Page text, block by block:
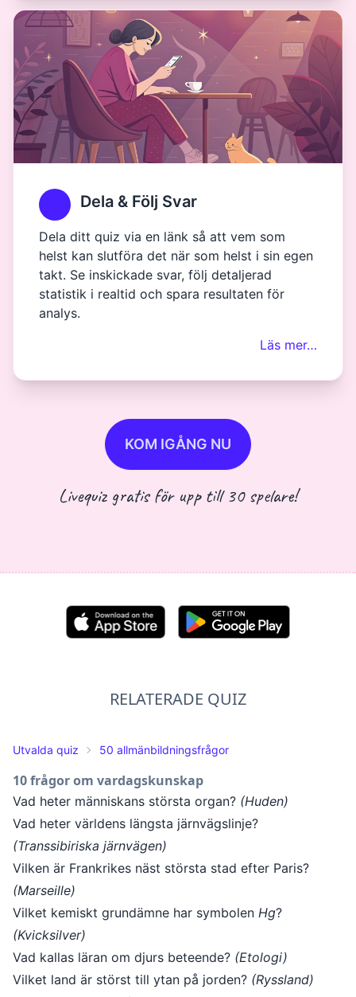
Dela & Följ Svar
Dela ditt quiz via en länk så att vem som
helst kan slutföra det när som helst i sin egen
takt. Se inskickade svar, följ detaljerad
statistik i realtid och spara resultaten för
analys.
Läs mer…
KOM IGÅNG NU
Livequiz gratis för upp till 30 spelare!
RELATERADE QUIZ
Utvalda quiz 50 allmänbildningsfrågor
10 frågor om vardagskunskap
Vad heter människans största organ? (Huden)
Vad heter världens längsta järnvägslinje?
(Transsibiriska järnvägen)
Vilken är Frankrikes näst största stad efter Paris?
(Marseille)
Vilket kemiskt grundämne har symbolen Hg?
(Kvicksilver)
Vad kallas läran om djurs beteende? (Etologi)
Vilket land är störst till ytan på jorden? (Ryssland)